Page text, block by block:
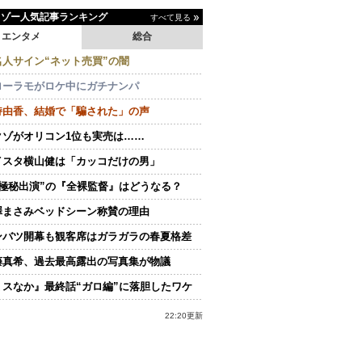
ー人気記事ランキング すべて見る
エンタメ 総合
人サイン“ネット売買”の闇
ーラモがロケ中にガチナンパ
由香、結婚で「騙された」の声
ゾがオリコン1位も実売は……
タ横山健は「カッコだけの男」
秘出演”の『全裸監督』はどうなる？
まさみベッドシーン称賛の理由
バツ開幕も観客席はガラガラの春夏格差
真希、過去最高露出の写真集が物議
スなか』最終話“ガロ編”に落胆したワケ
22:20更新